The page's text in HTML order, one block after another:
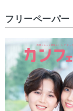
フリーペーパー